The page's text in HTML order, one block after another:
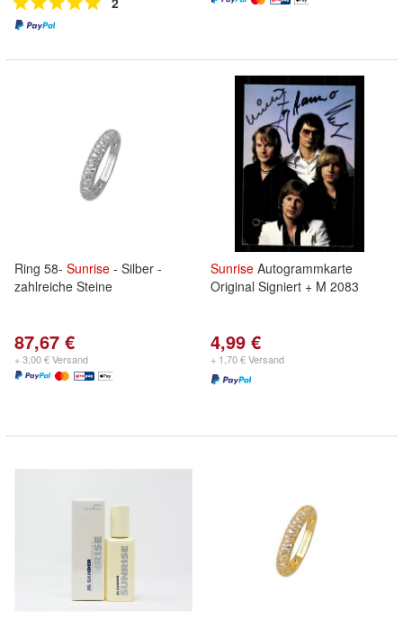
Ring 58- Sunrise - Silber -
zahlreiche Steine
87,67 €
+ 3,00 € Versand
Sunrise Autogrammkarte
Original Signiert + M 2083
4,99 €
+ 1,70 € Versand